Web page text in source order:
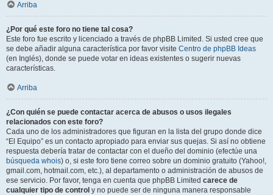
Arriba
¿Por qué este foro no tiene tal cosa?
Este foro fue escrito y licenciado a través de phpBB Limited. Si usted cree que
se debe añadir alguna característica por favor visite Centro de phpBB Ideas
(en Inglés), donde se puede votar en ideas existentes o sugerir nuevas
características.
Arriba
¿Con quién se puede contactar acerca de abusos o usos ilegales
relacionados con este foro?
Cada uno de los administradores que figuran en la lista del grupo donde dice
“El Equipo” es un contacto apropiado para enviar sus quejas. Si así no obtiene
respuesta debería tratar de contactar con el dueño del dominio (efectúe una
búsqueda whois) o, si este foro tiene correo sobre un dominio gratuito (Yahoo!,
gmail.com, hotmail.com, etc.), al departamento o administración de abusos de
ese servicio. Por favor, tenga en cuenta que phpBB Limited carece de
cualquier tipo de control y no puede ser de ninguna manera responsable